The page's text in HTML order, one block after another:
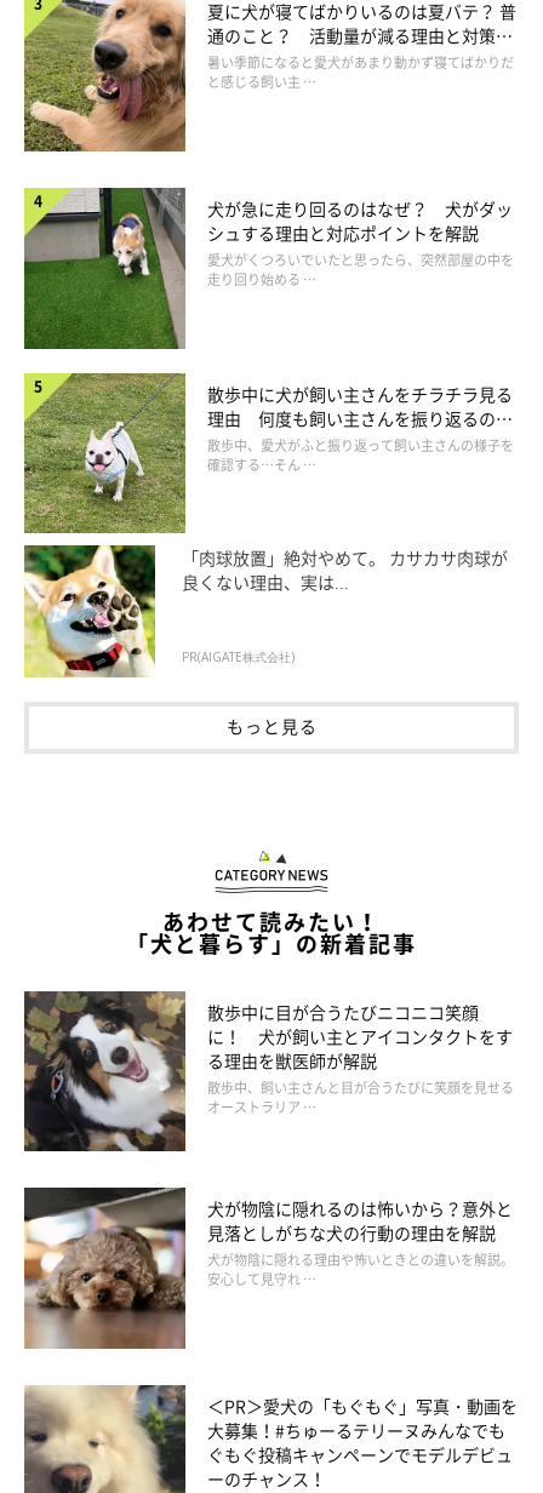
り組むでしょう。しかし、指示に応えられなかったときに嫌な思
いをした経験がある場合は、その場から逃げてしまうこともあり
ます。
その3：雷など怖いことが起こったとき反応
いぬのきもち投稿写真ギャラリー
A：飼い主さんを見上げたり、そばに来ようとしたりする
B：呼びかけたら、きちんとそばに来る
C：呼びかけても、そばに寄って来ない
D：部屋の隅で怖そうに震えたり、吠えたりうなったりする
チェックポイント
夏に犬が寝てばかりいるのは夏バテ？ 普
通のこと？ 活動量が減る理由と対策と
は
暑い季節になると愛犬があまり動かず寝てばかりだ
と感じる飼い主 …
犬が急に走り回るのはなぜ？ 犬がダッ
シュする理由と対応ポイントを解説
愛犬がくつろいでいたと思ったら、突然部屋の中を
走り回り始める …
散歩中に犬が飼い主さんをチラチラ見る
理由 何度も飼い主さんを振り返るのは
なぜ？
散歩中、愛犬がふと振り返って飼い主さんの様子を
確認する…そん …
「肉球放置」絶対やめて。 カサカサ肉球が
良くない理由、実は...
PR(AIGATE株式会社)
もっと見る
あわせて読みたい！
「犬と暮らす」の新着記事
散歩中に目が合うたびニコニコ笑顔
に！ 犬が飼い主とアイコンタクトをす
る理由を獣医師が解説
散歩中、飼い主さんと目が合うたびに笑顔を見せる
オーストラリア …
犬が物陰に隠れるのは怖いから？意外と
見落としがちな犬の行動の理由を解説
犬が物陰に隠れる理由や怖いときとの違いを解説。
安心して見守れ …
＜PR＞愛犬の「もぐもぐ」写真・動画を
大募集！#ちゅーるテリーヌみんなでも
ぐもぐ投稿キャンペーンでモデルデビュ
ーのチャンス！